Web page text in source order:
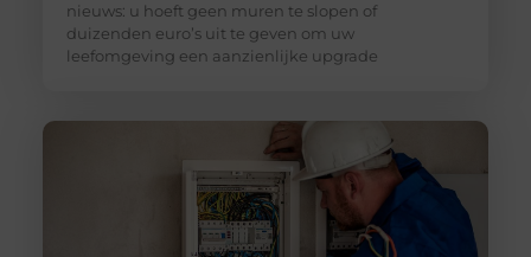
nieuws: u hoeft geen muren te slopen of
duizenden euro’s uit te geven om uw
leefomgeving een aanzienlijke upgrade